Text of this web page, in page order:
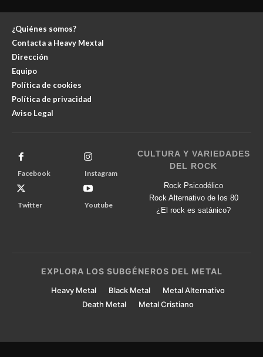
¿Quiénes somos?
Contacta a Heavy Mextal
Dirección
Equipo
Política de cookies
Política de privacidad
Aviso Legal
Facebook Instagram
Twitter Youtube
CULTURA Y VARIEDADES
DEL ROCK
Rock Psicodélico
Rock Alternativo de los 80
¿El rock es satánico?
EXPLORA LOS SUBGÉNEROS DEL METAL
Heavy Metal Black Metal
Metal Alternativo
Death Metal
Metal Cristiano